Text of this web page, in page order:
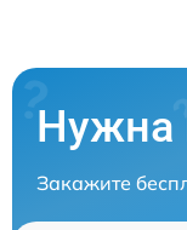
Нужна
Закажите